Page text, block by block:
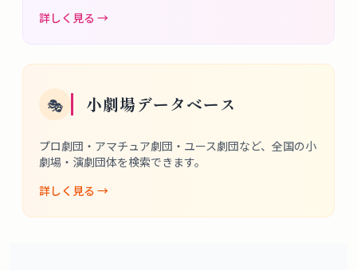
詳しく見る →
🎭 小劇場データベース
プロ劇団・アマチュア劇団・ユース劇団など、全国の小
劇場・演劇団体を検索できます。
詳しく見る →